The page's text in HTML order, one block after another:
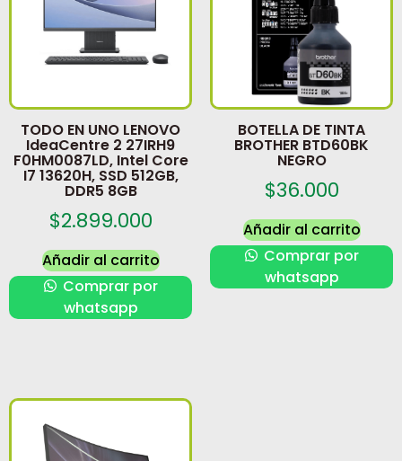
TODO EN UNO LENOVO
IdeaCentre 2 27IRH9
F0HM0087LD, Intel Core
I7 13620H, SSD 512GB,
DDR5 8GB
$2.899.000
Añadir al carrito
Comprar por
whatsapp
BOTELLA DE TINTA
BROTHER BTD60BK
NEGRO
$36.000
Añadir al carrito
Comprar por
whatsapp